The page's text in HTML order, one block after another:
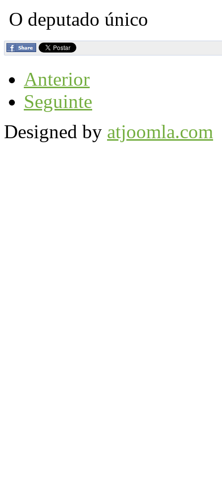
O deputado único
Anterior
Seguinte
Designed by atjoomla.com